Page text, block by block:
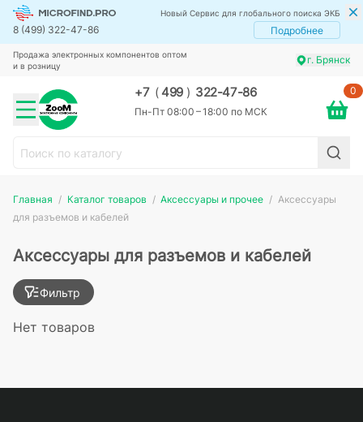
Новый Сервис для глобального поиска ЭКБ
8 (499) 322-47-86 Подробнее
Продажа электронных компонентов оптом
и в розницу
г. Брянск
+7 (499 ) 322-47-86
Пн-Пт 08:00 – 18:00 по МСК
0
Главная Каталог товаров Аксессуары и прочее
Аксессуары
для разъемов и кабелей
Аксессуары для разъемов и кабелей
Фильтр
Нет товаров